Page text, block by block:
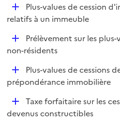
l
D
é
i
Plus-values de cession
relatifs à un immeuble
D
é
i
Prélèvement sur les
non-résidents
D
é
i
Plus-values de cessions
prépondérance immobilière
D
é
Taxe forfaitaire sur les
devenus constructibles